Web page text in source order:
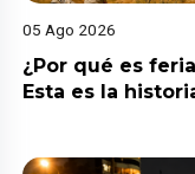
05 Ago 2026
¿Por qué es
Esta es la